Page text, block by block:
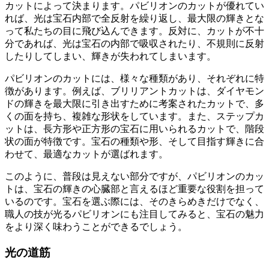
カットによって決まります。 パビリオンのカットが優れてい
れば、光は宝石内部で全反射を繰り返し、最大限の輝きとな
って私たちの目に飛び込んできます。反対に、カットが不十
分であれば、光は宝石の内部で吸収されたり、不規則に反射
したりしてしまい、輝きが失われてしまいます。
パビリオンのカットには、様々な種類があり、それぞれに特
徴があります。例えば、ブリリアントカットは、ダイヤモン
ドの輝きを最大限に引き出すために考案されたカットで、多
くの面を持ち、複雑な形状をしています。また、ステップカ
ットは、長方形や正方形の宝石に用いられるカットで、階段
状の面が特徴です。宝石の種類や形、そして目指す輝きに合
わせて、最適なカットが選ばれます。
このように、普段は見えない部分ですが、 パビリオンのカッ
トは、宝石の輝きの心臓部と言えるほど重要な役割を担って
いるのです。宝石を選ぶ際には、そのきらめきだけでなく、
職人の技が光るパビリオンにも注目してみると、宝石の魅力
をより深く味わうことができるでしょう。
光の道筋